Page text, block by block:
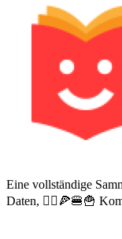
Eine vollständige
Daten, 🙅‍♀️🍕🍔🍟